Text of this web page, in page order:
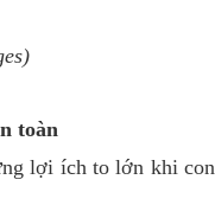
toàn
lợi ích to lớn khi con